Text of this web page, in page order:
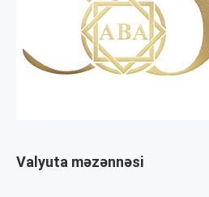
Valyuta məzənnəsi